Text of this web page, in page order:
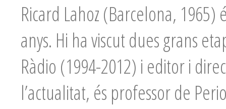
Ricard Lahoz (Barcelona,
anys. Hi ha viscut dues grans
Ràdio (1994-2012) i editor i
l’actualitat, és professor de